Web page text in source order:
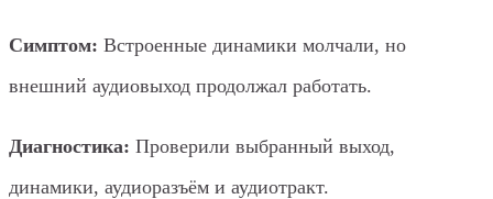
Симптом: Встроенные динамики молчали, но
внешний аудиовыход продолжал работать.
Диагностика: Проверили выбранный выход,
динамики, аудиоразъём и аудиотракт.